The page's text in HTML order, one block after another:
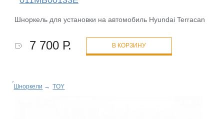
Шноркель для установки на автомобиль Hyundai Terracan
7 700 Р. В КОРЗИНУ
Шноркели → TOY